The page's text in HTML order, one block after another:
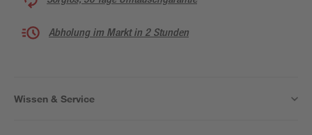
Abholung im Markt in 2 Stunden
Wissen & Service